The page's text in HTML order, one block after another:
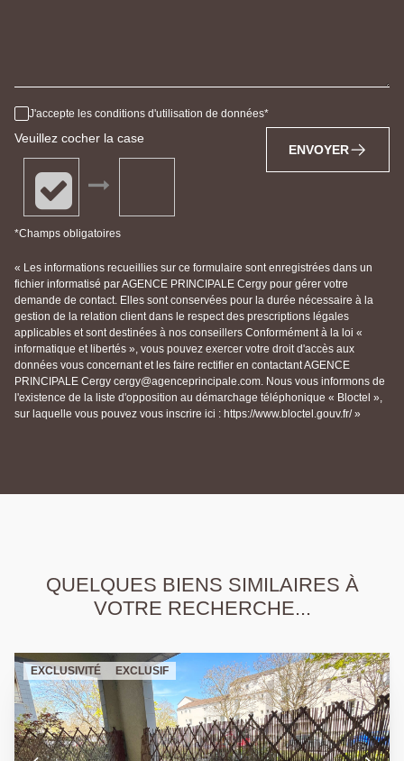
J'accepte les conditions d'utilisation de données
Veuillez cocher la case
*Champs obligatoires
ENVOYER
« Les informations recueillies sur ce formulaire sont enregistrées dans un
fichier informatisé par AGENCE PRINCIPALE Cergy pour gérer votre
demande de contact. Elles sont conservées pour la durée nécessaire à la
gestion de la relation client dans le respect des prescriptions légales
applicables et sont destinées à nos conseillers Conformément à la loi «
informatique et libertés », vous pouvez exercer votre droit d'accès aux
données vous concernant et les faire rectifier en contactant AGENCE
PRINCIPALE Cergy cergy@agenceprincipale.com. Nous vous informons de
l'existence de la liste d'opposition au démarchage téléphonique « Bloctel »,
sur laquelle vous pouvez vous inscrire ici : https://www.bloctel.gouv.fr/ »
QUELQUES BIENS SIMILAIRES À
VOTRE RECHERCHE...
EXCLUSIVITÉ EXCLUSIF